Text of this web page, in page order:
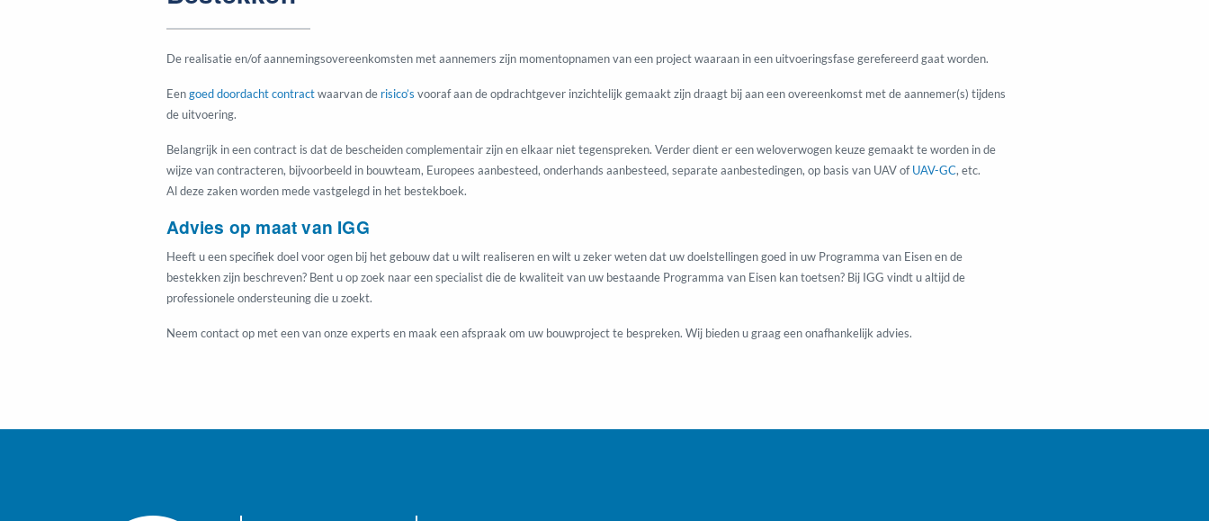
De realisatie en/of aannemingsovereenkomsten met aannemers zijn momentopnamen van een project waaraan in een uitvoeringsfase gerefereerd gaat worden.
Eengoed doordacht contractwaarvan de risico’s vooraf aan de opdrachtgever inzichtelijk gemaakt zijn draagt bij aan een overeenkomst met de aannemer(s) tijdens
de uitvoering.
Belangrijk in een contract is dat de bescheiden complementair zijn en elkaar niet tegenspreken. Verder dient er een weloverwogen keuze gemaakt te worden in de
wijze van contracteren, bijvoorbeeld in bouwteam, Europees aanbesteed, onderhands aanbesteed, separate aanbestedingen, op basis van UAV ofUAV-GC, etc.
Al deze zaken worden mede vastgelegd in het bestekboek.
Advies op maat van IGG
Heeft u een specifiek doel voor ogen bij het gebouw dat u wilt realiseren en wilt u zeker weten dat uw doelstellingen goed in uw Programma van Eisen en de
bestekken zijn beschreven? Bent u op zoek naar een specialist die de kwaliteit van uw bestaande Programma van Eisen kan toetsen? Bij IGG vindt u altijd de
professionele ondersteuning die u zoekt.
Neem contact op met een van onze experts en maak een afspraak om uw bouwproject te bespreken. Wij bieden u graag een onafhankelijk advies.